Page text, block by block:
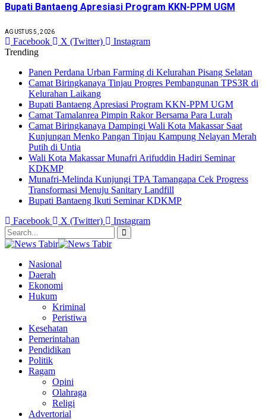
Bupati Bantaeng Apresiasi Program KKN-PPM UGM
AGUSTUS 5, 2026
Facebook X (Twitter)
Instagram
Trending
Panen Perdana Urban Farming di Kelurahan Pisang Selatan
Camat Biringkanaya Tinjau Progres Pembangunan TPS3R di
Kelurahan Laikang
Bupati Bantaeng Apresiasi Program KKN-PPM UGM
Camat Tamalanrea Pimpin Rakor Bersama Para Lurah
Camat Biringkanaya Dampingi Wali Kota Makassar Saat
Kunjungan Menko Pangan Tinjau Kampung Nelayan Merah
Putih di Untia
Wali Kota Makassar Munafri Arifuddin Hadiri Seminar
KDKMP
Munafri-Melinda Kunjungi TPA Tamangapa Cek Progress
Transformasi Menuju Sanitary Landfill
Bupati Bantaeng Ikuti Seminar KDKMP
Facebook
X (Twitter) Instagram
Nasional
Daerah
Ekonomi
Hukum
Kriminal
Peristiwa
Kesehatan
Pemerintahan
Pendidikan
Politik
Ragam
Opini
Olahraga
Religi
Advertorial